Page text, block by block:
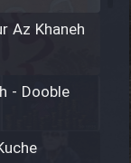
Az Khaneh
- Dooble